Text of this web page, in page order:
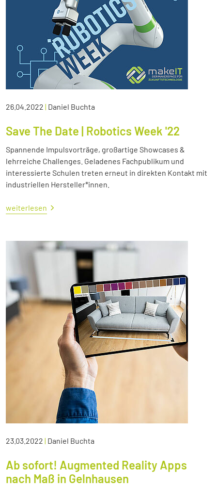
26.04.2022 | Daniel Buchta
Save The Date | Robotics Week '22
Spannende Impulsvorträge, großartige Showcases &
lehrreiche Challenges. Geladenes Fachpublikum und
interessierte Schulen treten erneut in direkten Kontakt mit
industriellen Hersteller*innen.
weiterlesen
23.03.2022 | Daniel Buchta
Ab sofort! Augmented Reality Apps
nach Maß in Gelnhausen